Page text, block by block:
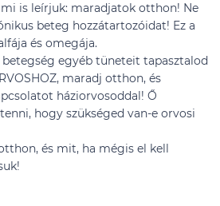
is leírjuk: maradjatok otthon! Ne
beteg hozzátartozóidat! Ez a
és omegája.
betegség egyéb tüneteit tapasztalod
maradj otthon, és
háziorvosoddal! Ő
hogy szükséged van-e orvosi
és mit, ha mégis el kell